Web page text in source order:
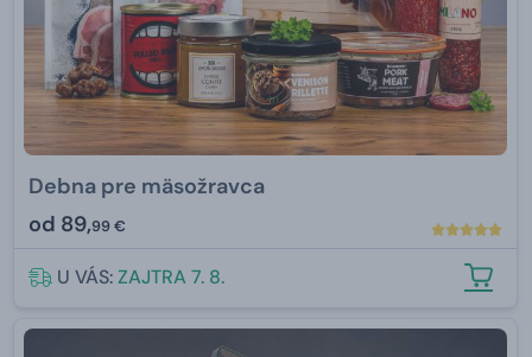
Debna pre mäsožravca
od 89,99 €
U VÁS:ZAJTRA 7. 8.